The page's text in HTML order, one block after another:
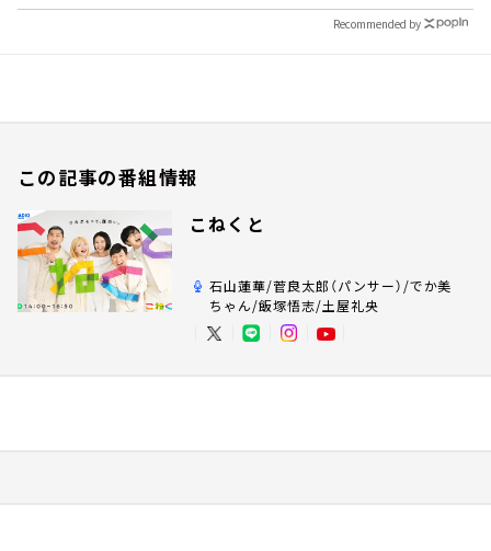
Recommended by
この記事の番組情報
こねくと
石山蓮華/菅良太郎（パンサー）/でか美
ちゃん/飯塚悟志/土屋礼央